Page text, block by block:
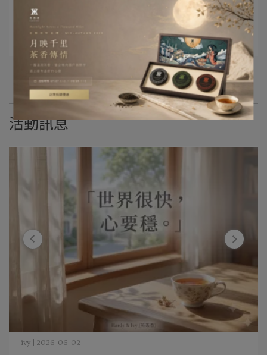
雅⋯
閱讀更多 ->
更多文章
活動訊息
ivy | 2026-06-02